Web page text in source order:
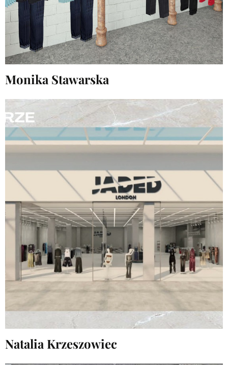
Monika Stawarska
Natalia Krzeszowiec